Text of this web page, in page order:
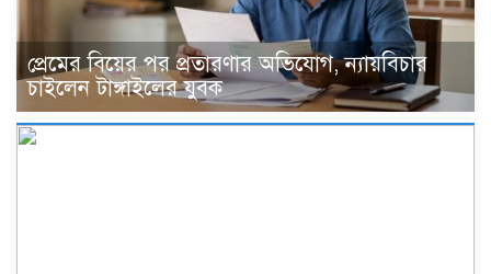
প্রেমের বিয়ের পর প্রতারণার অভিযোগ, ন্যায়বিচার
চাইলেন টাঙ্গাইলের যুবক